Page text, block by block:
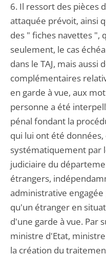
6. Il ressort des pièces
attaquée prévoit, ainsi
des " fiches navettes ",
seulement, le cas
dans le TAJ, mais aussi
complémentaires
en garde à vue, aux
personne a été
pénal fondant la
qui lui ont été
systématiquement par
judiciaire du
étrangers,
administrative engagée
qu'un étranger en
d'une garde à vue. Par
ministre d'Etat,
la création du